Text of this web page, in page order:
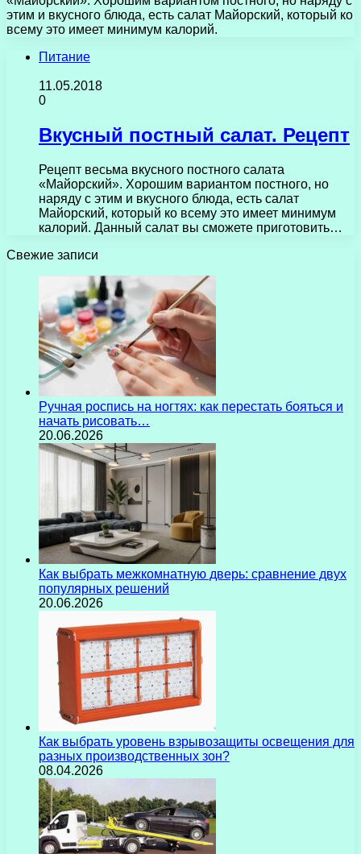
этим и вкусного блюда, есть салат Майорский, который ко
всему это имеет минимум калорий.
Питание
11.05.2018
0
Вкусный постный салат. Рецепт
Рецепт весьма вкусного постного салата
«Майорский». Хорошим вариантом постного, но
наряду с этим и вкусного блюда, есть салат
Майорский, который ко всему это имеет минимум
калорий. Данный салат вы сможете приготовить…
Свежие записи
Ручная роспись на ногтях: как перестать бояться и
начать рисовать…
20.06.2026
Как выбрать межкомнатную дверь: сравнение двух
популярных решений
20.06.2026
Как выбрать уровень взрывозащиты освещения для
разных производственных зон?
08.04.2026